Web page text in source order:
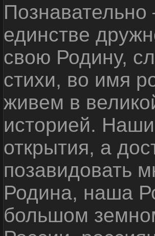
единстве
свою Родину,
стихи, во имя
живем в
историей.
открытия, а
позавидовать
Родина, наша
большом